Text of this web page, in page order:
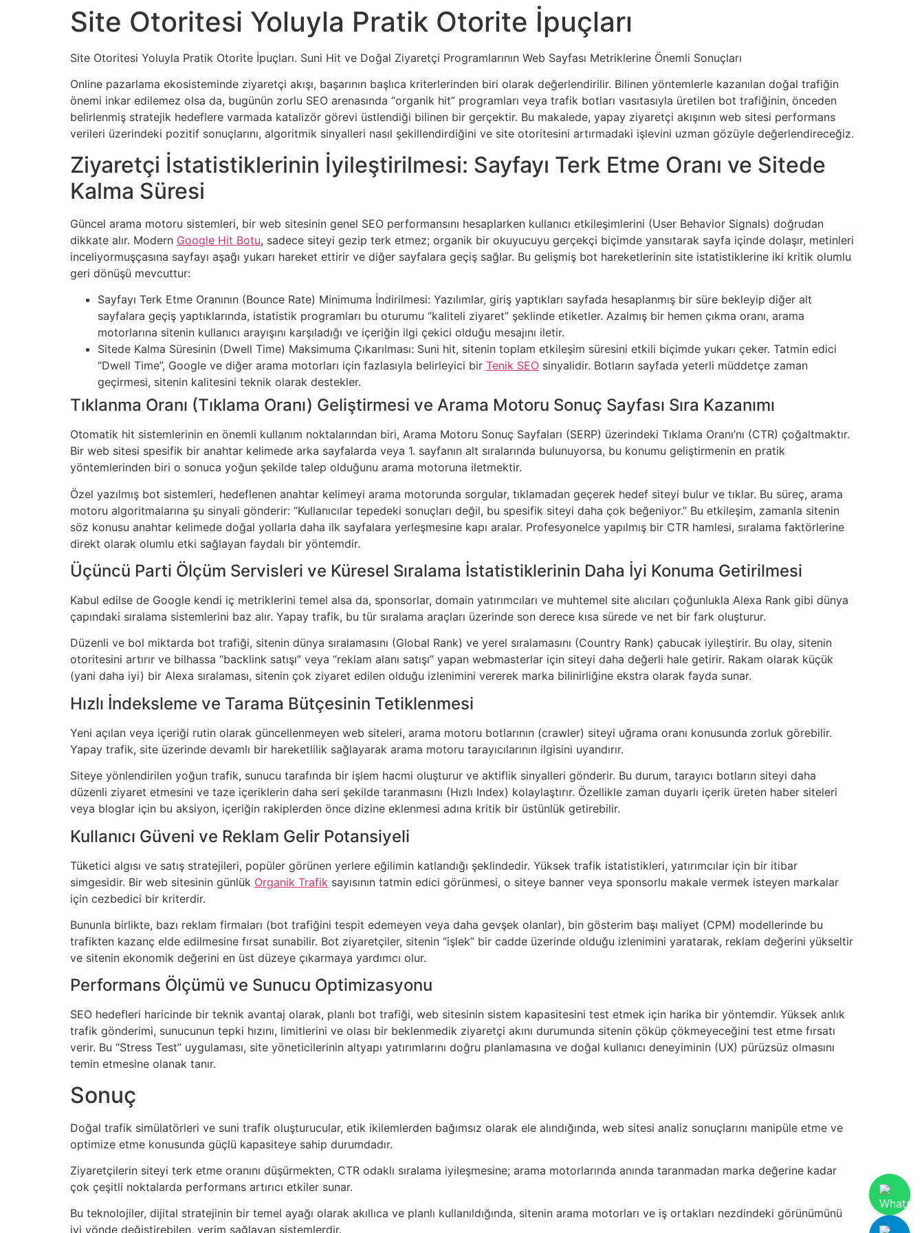
Site Otoritesi Yoluyla Pratik Otorite İpuçları
Site Otoritesi Yoluyla Pratik Otorite İpuçları. Suni Hit ve Doğal Ziyaretçi Programlarının Web Sayfası Metriklerine Önemli Sonuçları
Online pazarlama ekosisteminde ziyaretçi akışı, başarının başlıca kriterlerinden biri olarak değerlendirilir. Bilinen yöntemlerle kazanılan doğal trafiğin
önemi inkar edilemez olsa da, bugünün zorlu SEO arenasında “organik hit” programları veya trafik botları vasıtasıyla üretilen bot trafiğinin, önceden
belirlenmiş stratejik hedeflere varmada katalizör görevi üstlendiği bilinen bir gerçektir. Bu makalede, yapay ziyaretçi akışının web sitesi performans
verileri üzerindeki pozitif sonuçlarını, algoritmik sinyalleri nasıl şekillendirdiğini ve site otoritesini artırmadaki işlevini uzman gözüyle değerlendireceğiz.
Ziyaretçi İstatistiklerinin İyileştirilmesi: Sayfayı Terk Etme Oranı ve Sitede
Kalma Süresi
Güncel arama motoru sistemleri, bir web sitesinin genel SEO performansını hesaplarken kullanıcı etkileşimlerini (User Behavior Signals) doğrudan
dikkate alır. Modern Google Hit Botu, sadece siteyi gezip terk etmez; organik bir okuyucuyu gerçekçi biçimde yansıtarak sayfa içinde dolaşır, metinleri
inceliyormuşçasına sayfayı aşağı yukarı hareket ettirir ve diğer sayfalara geçiş sağlar. Bu gelişmiş bot hareketlerinin site istatistiklerine iki kritik olumlu
geri dönüşü mevcuttur:
Sayfayı Terk Etme Oranının (Bounce Rate) Minimuma İndirilmesi: Yazılımlar, giriş yaptıkları sayfada hesaplanmış bir süre bekleyip diğer alt
sayfalara geçiş yaptıklarında, istatistik programları bu oturumu “kaliteli ziyaret” şeklinde etiketler. Azalmış bir hemen çıkma oranı, arama
motorlarına sitenin kullanıcı arayışını karşıladığı ve içeriğin ilgi çekici olduğu mesajını iletir.
Sitede Kalma Süresinin (Dwell Time) Maksimuma Çıkarılması: Suni hit, sitenin toplam etkileşim süresini etkili biçimde yukarı çeker. Tatmin edici
“Dwell Time”, Google ve diğer arama motorları için fazlasıyla belirleyici bir Tenik SEO sinyalidir. Botların sayfada yeterli müddetçe zaman
geçirmesi, sitenin kalitesini teknik olarak destekler.
Tıklanma Oranı (Tıklama Oranı) Geliştirmesi ve Arama Motoru Sonuç Sayfası Sıra Kazanımı
Otomatik hit sistemlerinin en önemli kullanım noktalarından biri, Arama Motoru Sonuç Sayfaları (SERP) üzerindeki Tıklama Oranı’nı (CTR) çoğaltmaktır.
Bir web sitesi spesifik bir anahtar kelimede arka sayfalarda veya 1. sayfanın alt sıralarında bulunuyorsa, bu konumu geliştirmenin en pratik
yöntemlerinden biri o sonuca yoğun şekilde talep olduğunu arama motoruna iletmektir.
Özel yazılmış bot sistemleri, hedeflenen anahtar kelimeyi arama motorunda sorgular, tıklamadan geçerek hedef siteyi bulur ve tıklar. Bu süreç, arama
motoru algoritmalarına şu sinyali gönderir: “Kullanıcılar tepedeki sonuçları değil, bu spesifik siteyi daha çok beğeniyor.” Bu etkileşim, zamanla sitenin
söz konusu anahtar kelimede doğal yollarla daha ilk sayfalara yerleşmesine kapı aralar. Profesyonelce yapılmış bir CTR hamlesi, sıralama faktörlerine
direkt olarak olumlu etki sağlayan faydalı bir yöntemdir.
Üçüncü Parti Ölçüm Servisleri ve Küresel Sıralama İstatistiklerinin Daha İyi Konuma Getirilmesi
Kabul edilse de Google kendi iç metriklerini temel alsa da, sponsorlar, domain yatırımcıları ve muhtemel site alıcıları çoğunlukla Alexa Rank gibi dünya
çapındaki sıralama sistemlerini baz alır. Yapay trafik, bu tür sıralama araçları üzerinde son derece kısa sürede ve net bir fark oluşturur.
Düzenli ve bol miktarda bot trafiği, sitenin dünya sıralamasını (Global Rank) ve yerel sıralamasını (Country Rank) çabucak iyileştirir. Bu olay, sitenin
otoritesini artırır ve bilhassa “backlink satışı” veya “reklam alanı satışı” yapan webmasterlar için siteyi daha değerli hale getirir. Rakam olarak küçük
(yani daha iyi) bir Alexa sıralaması, sitenin çok ziyaret edilen olduğu izlenimini vererek marka bilinirliğine ekstra olarak fayda sunar.
Hızlı İndeksleme ve Tarama Bütçesinin Tetiklenmesi
Yeni açılan veya içeriği rutin olarak güncellenmeyen web siteleri, arama motoru botlarının (crawler) siteyi uğrama oranı konusunda zorluk görebilir.
Yapay trafik, site üzerinde devamlı bir hareketlilik sağlayarak arama motoru tarayıcılarının ilgisini uyandırır.
Siteye yönlendirilen yoğun trafik, sunucu tarafında bir işlem hacmi oluşturur ve aktiflik sinyalleri gönderir. Bu durum, tarayıcı botların siteyi daha
düzenli ziyaret etmesini ve taze içeriklerin daha seri şekilde taranmasını (Hızlı Index) kolaylaştırır. Özellikle zaman duyarlı içerik üreten haber siteleri
veya bloglar için bu aksiyon, içeriğin rakiplerden önce dizine eklenmesi adına kritik bir üstünlük getirebilir.
Kullanıcı Güveni ve Reklam Gelir Potansiyeli
Tüketici algısı ve satış stratejileri, popüler görünen yerlere eğilimin katlandığı şeklindedir. Yüksek trafik istatistikleri, yatırımcılar için bir itibar
simgesidir. Bir web sitesinin günlük Organik Trafik sayısının tatmin edici görünmesi, o siteye banner veya sponsorlu makale vermek isteyen markalar
için cezbedici bir kriterdir.
Bununla birlikte, bazı reklam firmaları (bot trafiğini tespit edemeyen veya daha gevşek olanlar), bin gösterim başı maliyet (CPM) modellerinde bu
trafikten kazanç elde edilmesine fırsat sunabilir. Bot ziyaretçiler, sitenin “işlek” bir cadde üzerinde olduğu izlenimini yaratarak, reklam değerini yükseltir
ve sitenin ekonomik değerini en üst düzeye çıkarmaya yardımcı olur.
Performans Ölçümü ve Sunucu Optimizasyonu
SEO hedefleri haricinde bir teknik avantaj olarak, planlı bot trafiği, web sitesinin sistem kapasitesini test etmek için harika bir yöntemdir. Yüksek anlık
trafik gönderimi, sunucunun tepki hızını, limitlerini ve olası bir beklenmedik ziyaretçi akını durumunda sitenin çöküp çökmeyeceğini test etme fırsatı
verir. Bu “Stress Test” uygulaması, site yöneticilerinin altyapı yatırımlarını doğru planlamasına ve doğal kullanıcı deneyiminin (UX) pürüzsüz olmasını
temin etmesine olanak tanır.
Sonuç
Doğal trafik simülatörleri ve suni trafik oluşturucular, etik ikilemlerden bağımsız olarak ele alındığında, web sitesi analiz sonuçlarını manipüle etme ve
optimize etme konusunda güçlü kapasiteye sahip durumdadır.
Ziyaretçilerin siteyi terk etme oranını düşürmekten, CTR odaklı sıralama iyileşmesine; arama motorlarında anında taranmadan marka değerine kadar
çok çeşitli noktalarda performans artırıcı etkiler sunar.
Bu teknolojiler, dijital stratejinin bir temel ayağı olarak akıllıca ve planlı kullanıldığında, sitenin arama motorları ve iş ortakları nezdindeki görünümünü
iyi yönde değiştirebilen, verim sağlayan sistemlerdir.